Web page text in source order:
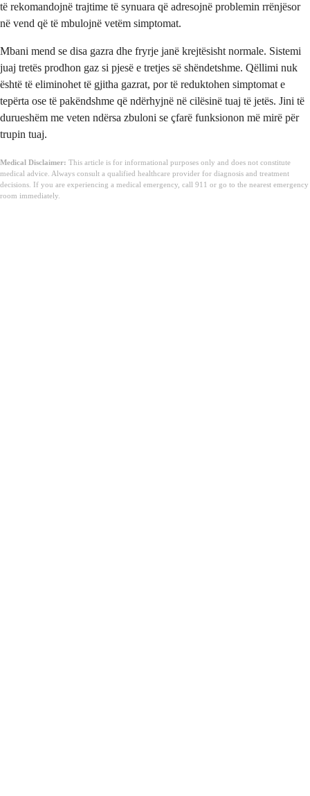
të rekomandojnë trajtime të synuara që adresojnë problemin rrënjësor
në vend që të mbulojnë vetëm simptomat.
Mbani mend se disa gazra dhe fryrje janë krejtësisht normale. Sistemi
juaj tretës prodhon gaz si pjesë e tretjes së shëndetshme. Qëllimi nuk
është të eliminohet të gjitha gazrat, por të reduktohen simptomat e
tepërta ose të pakëndshme që ndërhyjnë në cilësinë tuaj të jetës. Jini të
durueshëm me veten ndërsa zbuloni se çfarë funksionon më mirë për
trupin tuaj.
Medical Disclaimer: This article is for informational purposes only and does not constitute
medical advice. Always consult a qualified healthcare provider for diagnosis and treatment
decisions. If you are experiencing a medical emergency, call 911 or go to the nearest emergency
room immediately.